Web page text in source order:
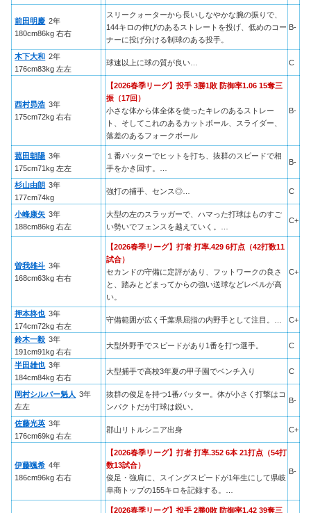
前田明慶 2年
180cm86kg 右右
スリークォーターから長いしなやかな腕の振りで、
144キロの伸びのあるストレートを投げ、低めのコー
ナーに投げ分ける制球のある投手。
B-
木下大和 2年
176cm83kg 左左
球速以上に球の質が良い… C
西村昴浩 3年
175cm72kg 右右
【2026春季リーグ】投手 3勝1敗 防御率1.06 15奪三
振（17回）
小さな体から体全体を使ったキレのあるストレー
ト、そしてこれのあるカットボール、スライダー、
落差のあるフォークボール
B-
菰田朝陽 3年
175cm71kg 左左
１番バッターでヒットを打ち、抜群のスピードで相
手をかき回す。…
B-
杉山由朗 3年
177cm74kg
強打の捕手、センス◎… C
小峰康矢 3年
188cm86kg 右左
大型の左のスラッガーで、ハマった打球はものすご
い勢いでフェンスを越えていく。…
C+
曽我雄斗 3年
168cm63kg 右右
【2026春季リーグ】打者 打率.429 6打点（42打数11
試合）
セカンドの守備に定評があり、フットワークの良さ
と、踏みとどまってからの強い送球などレベルが高
い。
C+
押本柊也 3年
174cm72kg 右左
守備範囲が広く千葉県屈指の内野手として注目。… C+
鈴木一毅 3年
191cm91kg 右右
大型外野手でスピードがあり1番を打つ選手。 C
半田雄也 3年
184cm84kg 右右
大型捕手で高校3年夏の甲子園でベンチ入り C
岡村シルバー魁人 3年
左左
抜群の俊足を持つ1番バッター。体が小さく打撃はコ
ンパクトだが打球は鋭い。
B-
佐藤光英 3年
176cm69kg 右左
郡山リトルシニア出身 C+
伊藤颯希 4年
186cm96kg 右右
【2026春季リーグ】打者 打率.352 6本 21打点（54打
数13試合）
俊足・強肩に、スイングスピードが1年生にして県岐
阜商トップの155キロを記録する。…
B-
【2026春季リーグ】投手 2勝0敗 防御率1.42 39奪三